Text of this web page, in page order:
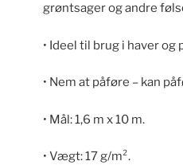
grøntsager og andre
• Ideel til brug i haver og
• Nem at påføre – kan
• Mål: 1,6 m x 10 m.
• Vægt: 17 g/m².